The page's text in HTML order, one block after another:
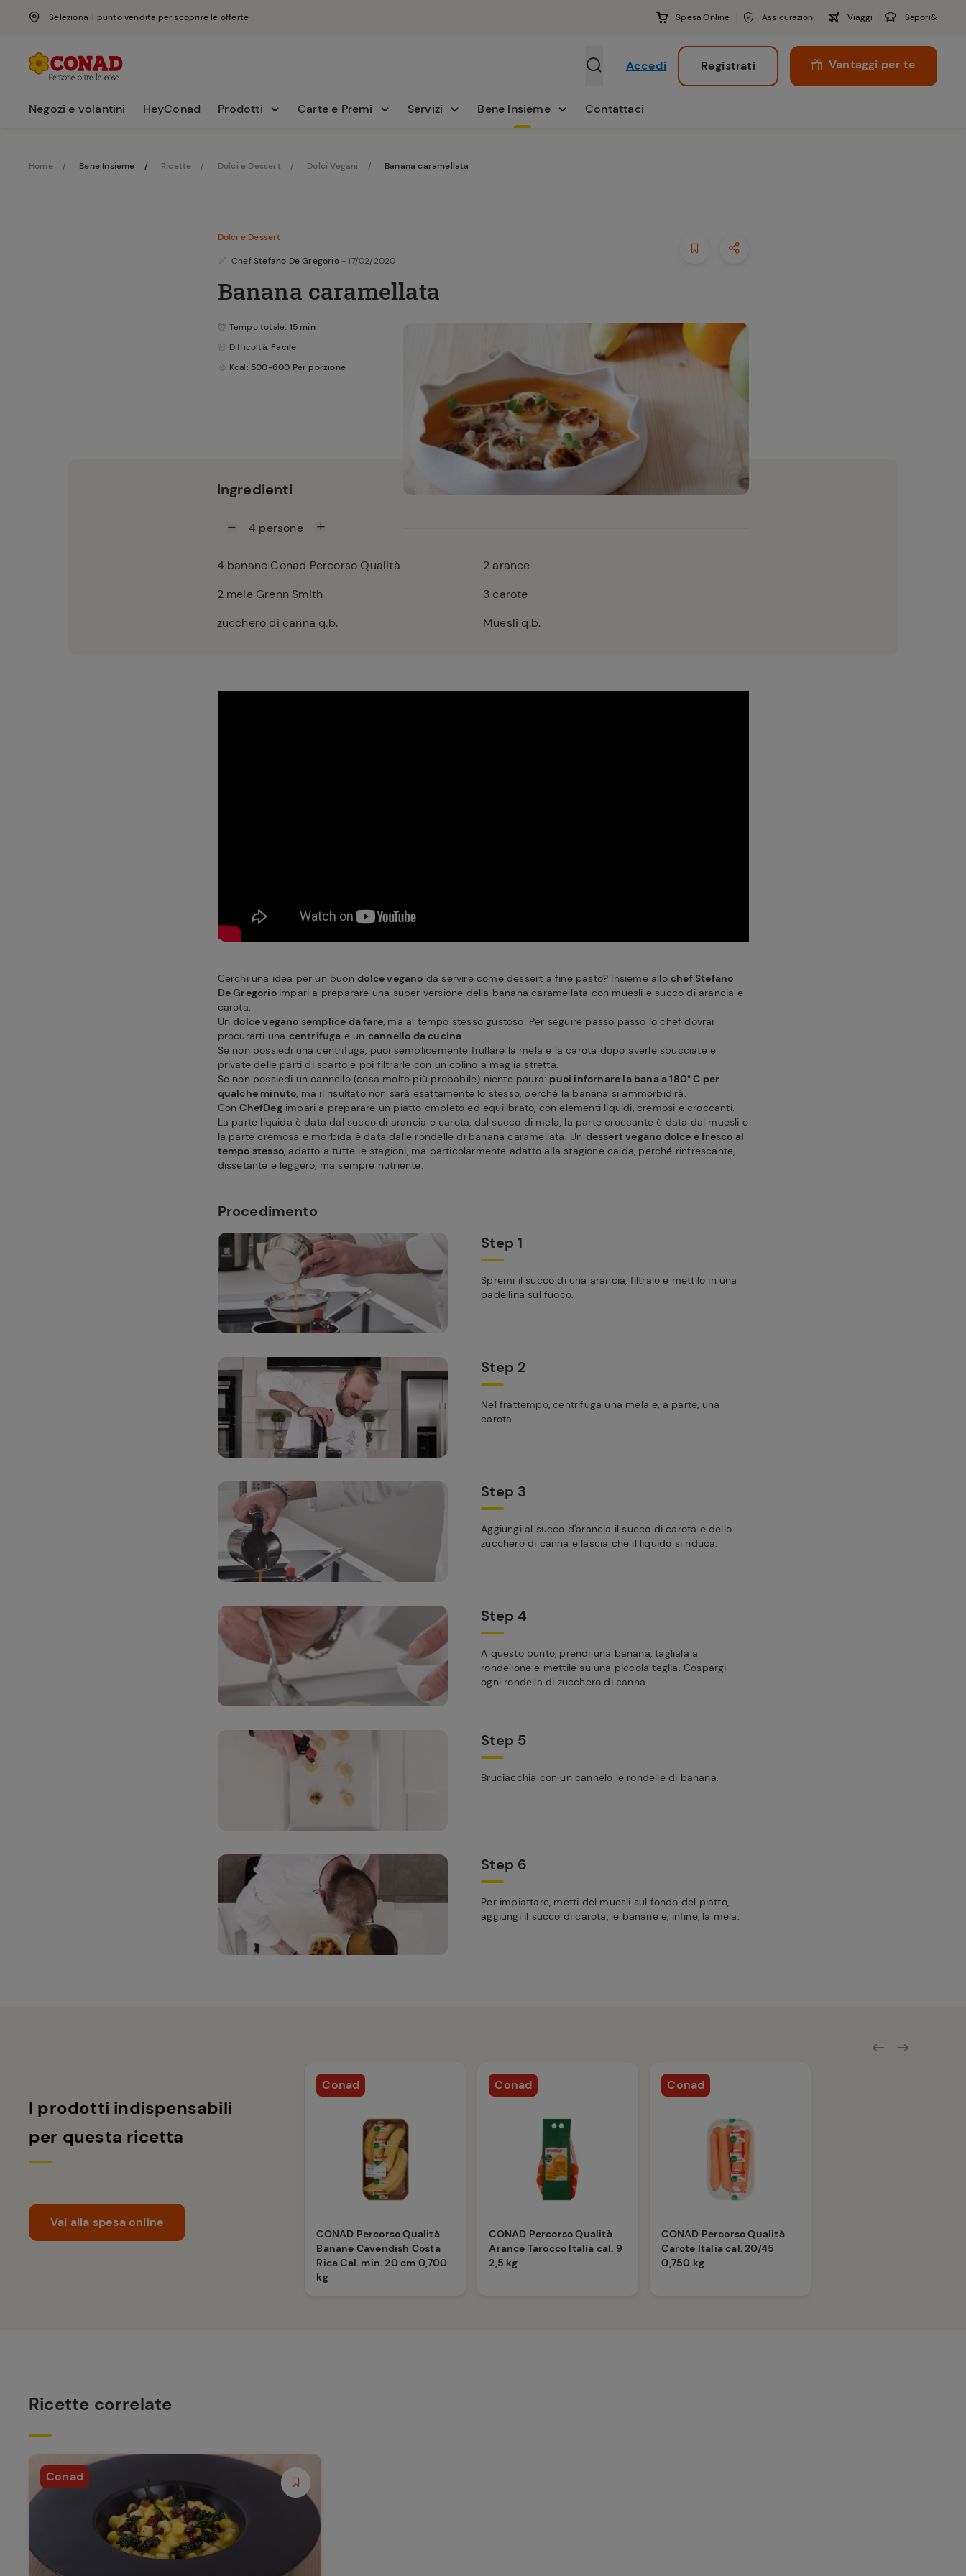
Seleziona il punto vendita per scoprire le offerte Spesa Online Assicurazioni Viaggi Sapori&
Accedi Registrati Vantaggi per te
Negozi e volantini HeyConad Prodotti Carte e Premi Servizi Bene Insieme Contattaci
Home Bene Insieme Ricette Dolci e Dessert Dolci Vegani Banana caramellata
Dolci e Dessert
Chef Stefano De Gregorio - 17/02/2020
Banana caramellata
Tempo totale: 15 min
Difficoltà: Facile
Kcal: 500-600 Per porzione
Ingredienti
4 persone
4banane Conad Percorso Qualità 2 arance
2mele Grenn Smith 3 carote
zucchero di canna q.b.
Muesli q.b.
Cerchi una idea per un buondolce vegano da servire come dessert a fine pasto? Insieme allo chef Stefano
De Gregorio impari a preparare una super versione della banana caramellata con muesli e succo di arancia e
carota.
Undolce vegano semplice da fare, ma al tempo stesso gustoso. Per seguire passo passo lo chef dovrai
procurarti una centrifuga e un cannello da cucina.
Se non possiedi una centrifuga, puoi semplicemente frullare la mela e la carota dopo averle sbucciate e
private delle parti di scarto e poi filtrarle con un colino a maglia stretta.
Se non possiedi un cannello (cosa molto più probabile) niente paura: puoi infornare la bana a 180° C per
qualche minuto, ma il risultato non sarà esattamente lo stesso, perché la banana si ammorbidirà.
ConChefDegimpari a preparare un piatto cmpleto ed equilibrato, con elementi liquidi, cremosi e croccanti.
La parte liquida è data dal succo di arancia e carota, dal succo di mela; la parte croccante è data dal muesli e
la parte cremosa e morbida è data dalle rondelle di banana caramellata. Un dessert vegano dolce e fresco al
tempo stesso, adatto a tutte le stagioni, ma particolarmente adatto alla stagione calda, perché rinfrescante,
dissetante e leggero, ma sempre nutriente.
Procedimento
Step 1
Spremi il succo di una arancia, filtralo e mettilo in una
padellina sul fuoco.
Step 2
Nel frattempo, centrifuga una mela e, a parte, una
carota.
Step 3
Aggiungi al succo d'arancia il succo di carota e dello
zucchero di canna e lascia che il liquido si riduca.
Step 4
A questo punto, prendi una banana, tagliala a
rondellone e mettile su una piccola teglia. Cospargi
ogni rondella di zucchero di canna.
Step 5
Bruciacchia con un cannelo le rondelle di banana.
Step 6
Per impiattare, metti del muesli sul fondo del piatto,
aggiungi il succo di carota, le banane e, infine, la mela.
I prodotti indispensabili
per questa ricetta
Vai alla spesa online
Conad
CONAD Percorso Qualità
Banane Cavendish Costa
Rica Cal. min. 20 cm 0,700
kg
Conad
CONAD Percorso Qualità
Arance Tarocco Italia cal. 9
2,5 kg
Conad
CONAD Percorso Qualità
Carote Italia cal. 20/45
0,750 kg
Ricette correlate
Conad